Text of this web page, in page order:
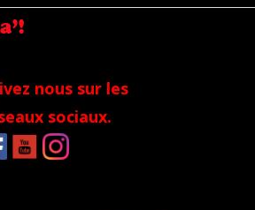
nous sur les
sociaux.